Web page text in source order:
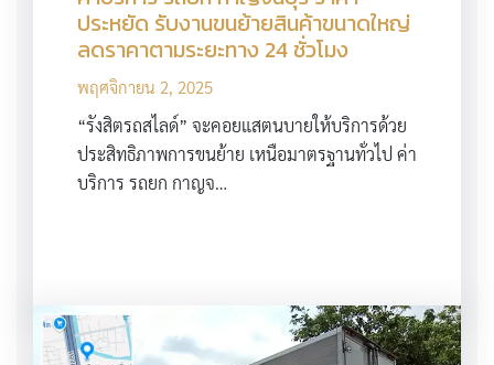
ประหยัด รับงานขนย้ายสินค้าขนาดใหญ่
ลดราคาตามระยะทาง 24 ชั่วโมง
พฤศจิกายน 2, 2025
“รังสิตรถสไลด์” จะคอยแสตนบายให้บริการด้วย
ประสิทธิภาพการขนย้าย เหนือมาตรฐานทั่วไป ค่า
บริการ รถยก กาญจ…